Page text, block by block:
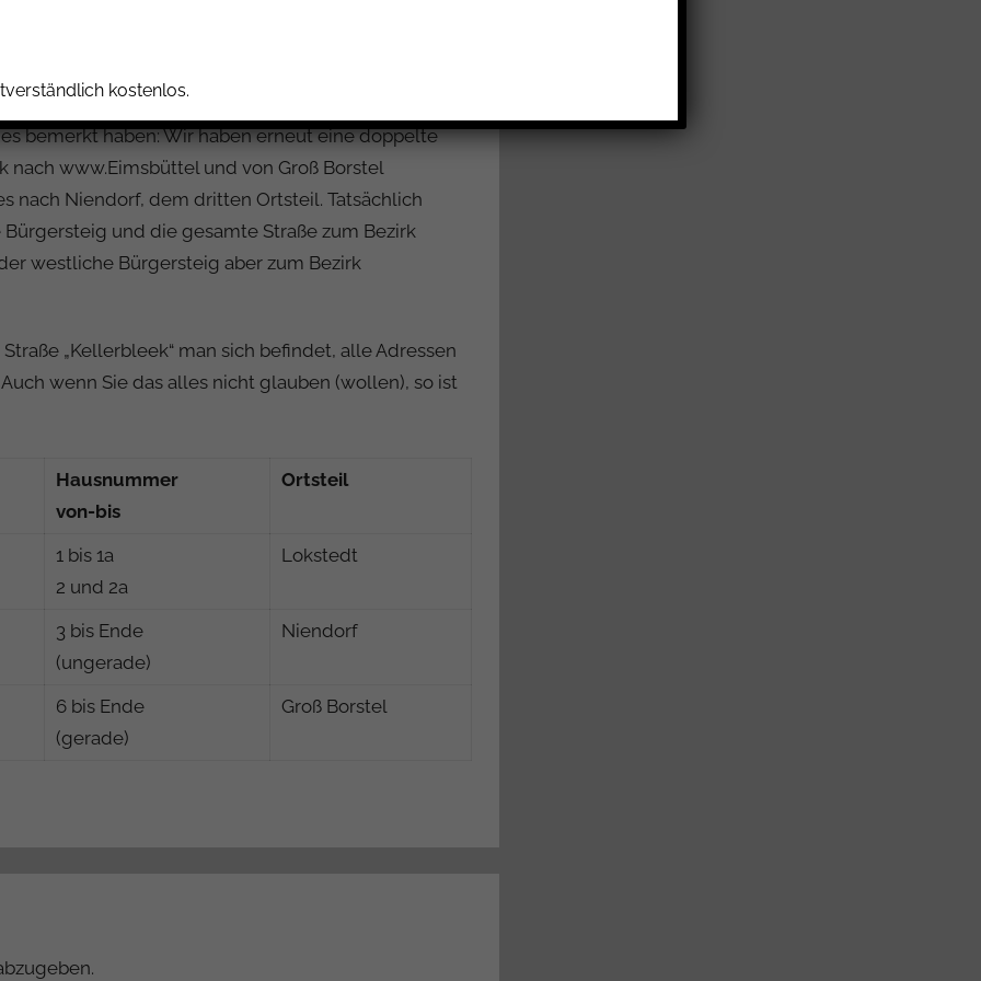
bemerkt haben: Wir haben erneut eine doppelte
nach www.Eimsbüttel und von Groß Borstel
nach Niendorf, dem dritten Ortsteil. Tatsächlich
und die gesamte Straße zum Bezirk
westliche Bürgersteig aber zum Bezirk
„Kellerbleek“ man sich befindet, alle Adressen
wenn Sie das alles nicht glauben (wollen), so ist
Hausnummer
von-bis
Ortsteil
1 bis 1a
2 und 2a
Lokstedt
3 bis Ende
(ungerade)
Niendorf
6 bis Ende
(gerade)
Groß Borstel
kostenlos.